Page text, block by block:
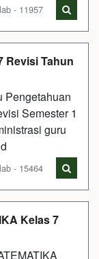
- 11957
Revisi Tahun
Pengetahuan
Semester 1
guru
- 15464
Kelas 7